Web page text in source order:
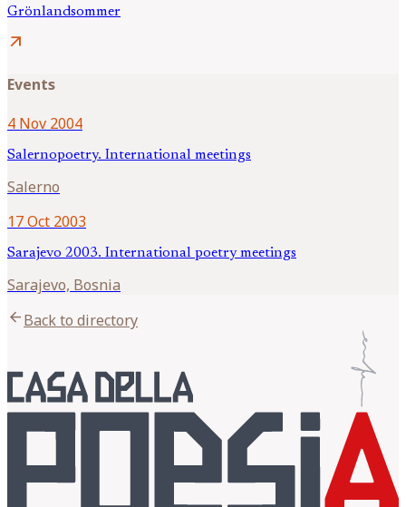
Grönlandsommer
arrow_outward
Events
4 Nov 2004
Salernopoetry. International meetings
Salerno
17 Oct 2003
Sarajevo 2003. International poetry meetings
Sarajevo, Bosnia
arrow_backBack to directory